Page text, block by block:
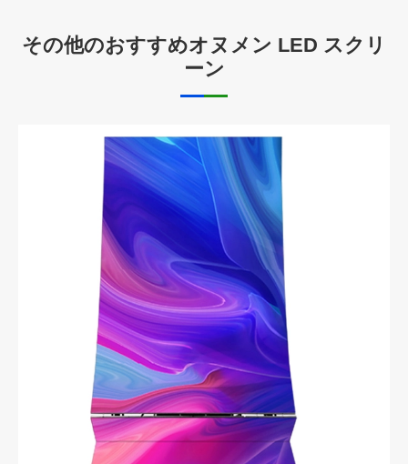
その他のおすすめオヌメン LED スクリ
ーン